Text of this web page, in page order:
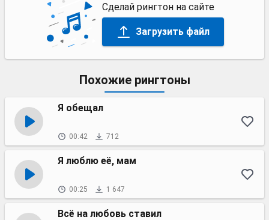
Сделай рингтон на сайте
Загрузить файл
Похожие рингтоны
Я обещал
00:42 712
Я люблю её, мам
00:25 1 647
Всё на любовь ставил